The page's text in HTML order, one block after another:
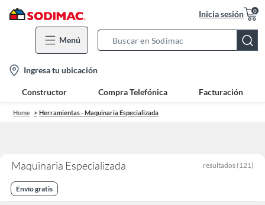
Inicia sesión 0
Menú
Bar
location-
icon
Ingresa tu ubicación
Constructor Compra Telefónica Facturación
Home Herramientas - Maquinaria Especializada
Maquinaria Especializada resultados (121)
Envío gratis